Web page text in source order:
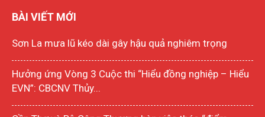
BÀI VIẾT MỚI
Sơn La mưa lũ kéo dài gây hậu quả nghiêm trọng
Hưởng ứng Vòng 3 Cuộc thi “Hiểu đồng nghiệp – Hiểu
EVN”: CBCNV Thủy...